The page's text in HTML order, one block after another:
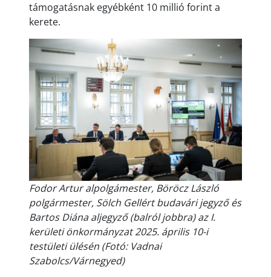
támogatásnak egyébként 10 millió forint a
kerete.
Fodor Artur alpolgámester, Böröcz László
polgármester, Sölch Gellért budavári jegyző és
Bartos Diána aljegyző (balról jobbra) az I.
kerületi önkormányzat 2025. április 10-i
testületi ülésén (Fotó: Vadnai
Szabolcs/Várnegyed)